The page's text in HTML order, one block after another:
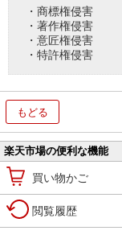
・商標権侵害
・著作権侵害
・意匠権侵害
・特許権侵害
もどる
楽天市場の便利な機能
買い物かご
閲覧履歴